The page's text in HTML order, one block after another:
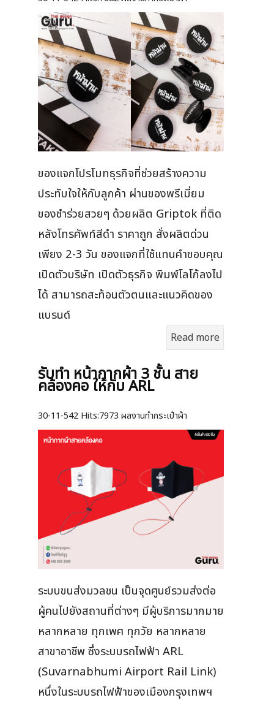
ของแจกโปรโมทธุรกิจที่ช่วยสร้างความ
ประทับใจให้กับลูกค้า ผ่านของพรีเมี่ยม
ของชำร่วยสวยๆ ด้วยผลิต Griptok ที่ติด
หลังโทรศัพท์สีดำ ราคาถูก สั่งผลิตด่วน
เพียง 2-3 วัน ของแจกที่ใช้แทนคำขอบคุณ
เปิดตัวบริษัท เปิดตัวธุรกิจ พิมพ์โลโก้ลงไป
ได้ สามารถสะท้อนตัวตนและแนวคิดของ
แบรนด์
Read more
รับทำ หน้ากากผ้า 3 ชั้น สาย
คล้องคอ ให้กับ ARL
30-11-542 Hits:7973 ผลงานทำกระเป๋าผ้า
ระบบขนส่งมวลชน เป็นจุดศูนย์รวมส่งต่อ
ผู้คนไปยังสถานที่ต่างๆ มีผู้บริการมากมาย
หลากหลาย ทุกเพศ ทุกวัย หลากหลาย
สาขาอาชีพ ซึ่งระบบรถไฟฟ้า ARL
(Suvarnabhumi Airport Rail Link)
หนึ่งในระบบรถไฟฟ้าของเมืองกรุงเทพฯ